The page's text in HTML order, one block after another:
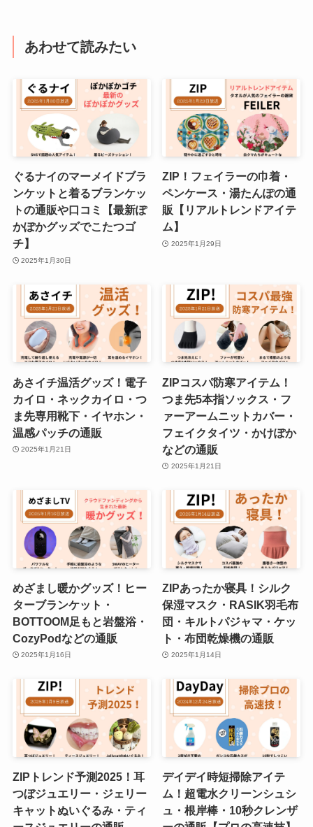
あわせて読みたい
ぐるナイのマーメイドブラ
ンケットと着るブランケッ
トの通販や口コミ【最新ぽ
かぽかグッズでこたつゴ
チ】
2025年1月30日
ZIP！フェイラーの巾着・
ペンケース・湯たんぽの通
販【リアルトレンドアイテ
ム】
2025年1月29日
あさイチ温活グッズ！電子
カイロ・ネックカイロ・つ
ま先専用靴下・イヤホン・
温感パッチの通販
2025年1月21日
ZIPコスパ防寒アイテム！
つま先5本指ソックス・フ
ァーアームニットカバー・
フェイクタイツ・かけぽか
などの通販
2025年1月21日
めざまし暖かグッズ！ヒー
ターブランケット・
BOTTOOM足もと岩盤浴・
CozyPodなどの通販
2025年1月16日
ZIPあったか寝具！シルク
保湿マスク・RASIK羽毛布
団・キルトパジャマ・ケッ
ト・布団乾燥機の通販
2025年1月14日
ZIPトレンド予測2025！耳
つぼジュエリー・ジェリー
キャットぬいぐるみ・ティ
デイデイ時短掃除アイテ
ム！超電水クリーンシュシ
ュ・根岸棒・10秒クレンザ